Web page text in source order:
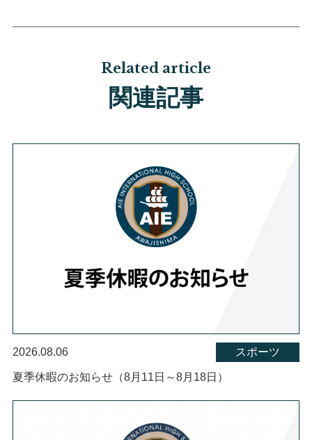
Related article
関連記事
2026.08.06 スポーツ
夏季休暇のお知らせ（8月11日～8月18日）